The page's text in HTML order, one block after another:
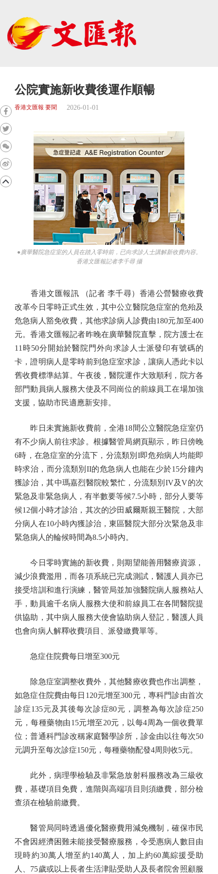
公院實施新收費後運作順暢
香港文匯報 要聞 2026-01-01
●廣華醫院急症室的人員在踏入零時前，已向求診人士講解新收費內容。
香港文匯報記者李千尋 攝
香港文匯報訊 （記者 李千尋）香港公營醫療收費
改革今日零時正式生效，其中公立醫院急症室的危殆及
危急病人豁免收費，其他求診病人診費由180元加至400
元。香港文匯報記者昨晚在廣華醫院直擊，院方護士在
11時50分開始於醫院門外向求診人士派發印有號碼的
卡，證明病人是零時前到急症室求診，讓病人憑此卡以
舊收費標準結算。午夜後，醫院運作大致順利，院方各
部門動員病人服務大使及不同崗位的前線員工在場加強
支援，協助市民適應新安排。
昨日未實施新收費前，全港18間公立醫院急症室仍
有不少病人前往求診。根據醫管局網頁顯示，昨日傍晚
6時，在急症室的分流下，分流類別I即危殆病人均能即
時求治，而分流類別II的危急病人也能在少於15分鐘內
獲診治，其中瑪嘉烈醫院較繁忙，分流類別IV及V的次
緊急及非緊急病人，有半數要等候7.5小時，部分人要等
候12個小時才診治，其次的沙田威爾斯親王醫院，大部
分病人在10小時內獲診治，東區醫院大部分次緊急及非
緊急病人的輪候時間為8.5小時內。
今日零時實施的新收費，則期望能善用醫療資源，
減少浪費濫用，而各項系統已完成測試，醫護人員亦已
接受培訓和進行演練，醫管局並加強醫院病人服務站人
手，動員逾千名病人服務大使和前線員工在各間醫院提
供協助，其中病人服務大使會協助病人登記，醫護人員
也會向病人解釋收費項目、派發繳費單等。
急症住院費每日增至300元
除急症室調整收費外，其他醫療收費也作出調整，
如急症住院費由每日120元增至300元，專科門診由首次
診症135元及其後每次診症80元，調整為每次診症250
元，每種藥物由15元增至20元，以每4周為一個收費單
位；普通科門診改稱家庭醫學診所，診金由以往每次50
元調升至每次診症150元，每種藥物配發4周則收5元。
此外，病理學檢驗及非緊急放射科服務改為三級收
費，基礎項目免費，進階與高端項目則須繳費，部分檢
查須在檢驗前繳費。
醫管局同時透過優化醫療費用減免機制，確保巿民
不會因經濟困難未能接受醫療服務，令受惠病人數目由
現時約30萬人增至約140萬人，加上約60萬綜援受助
人、75歲或以上長者生活津貼受助人及長者院舍照顧服